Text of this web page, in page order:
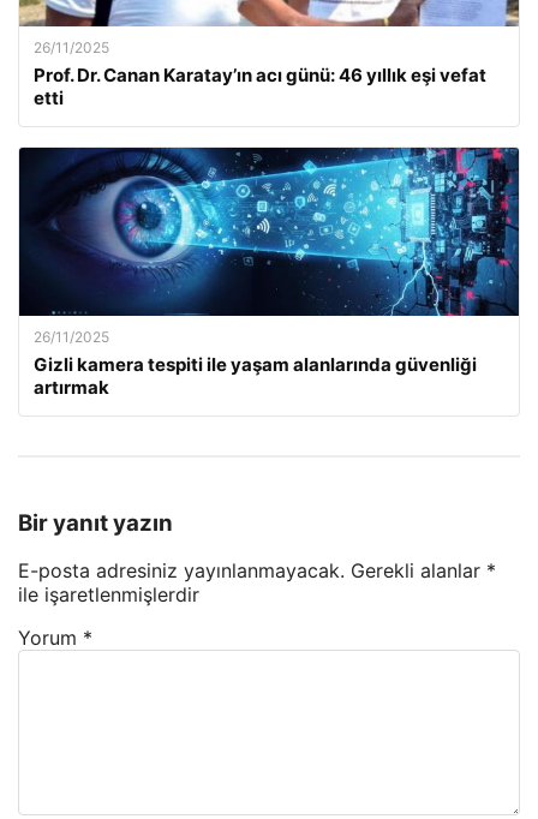
26/11/2025
Prof. Dr. Canan Karatay’ın acı günü: 46 yıllık eşi vefat
etti
26/11/2025
Gizli kamera tespiti ile yaşam alanlarında güvenliği
artırmak
Bir yanıt yazın
E-posta adresiniz yayınlanmayacak. Gerekli alanlar *
ile işaretlenmişlerdir
Yorum *